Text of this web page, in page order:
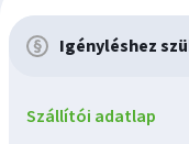
Igényléshez
Szállítói adatlap